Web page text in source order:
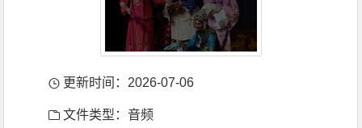
更新时间：2026-07-06
文件类型：音频